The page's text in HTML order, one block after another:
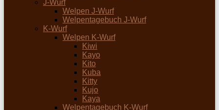
J-Wurf
Welpen J-Wurf
Welpentagebuch J-Wurf
K-Wurf
Welpen K-Wurf
Kiwi
Kayo
Kito
Kuba
Kitty
Kujo
Kaya
Welpentagebuch K-Wurf